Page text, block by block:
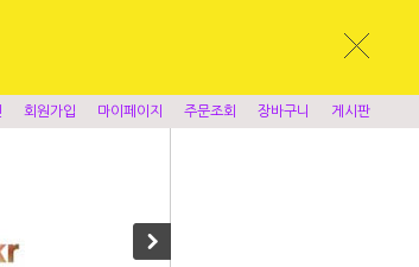
회원가입 마이페이지 주문조회 장바구니 게시판